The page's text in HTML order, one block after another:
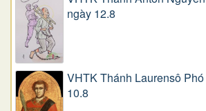
ngày 12.8
VHTK Thánh Laurensô
10.8